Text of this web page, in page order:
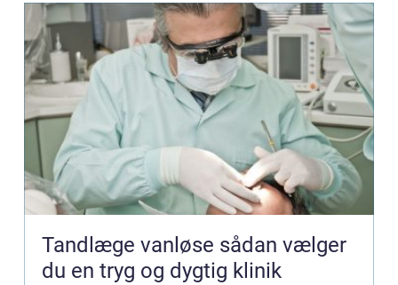
Tandlæge vanløse sådan vælger
du en tryg og dygtig klinik